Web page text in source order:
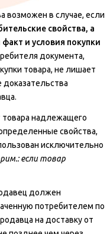
возможен в случае, если
свойства, а
и условия покупки
документа,
товара, не лишает
доказательства
товара надлежащего
свойства,
исключительно
если товар
должен
потребителем по
на доставку от